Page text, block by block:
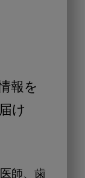
報を
け
師、歯